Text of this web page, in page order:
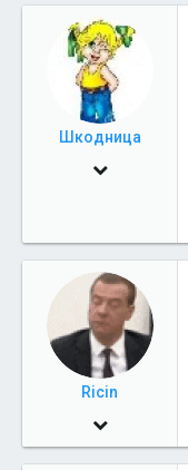
м
а
л
а
Шкодница
23 Сен 2014
36
Ricin
10 Дек 2012
532